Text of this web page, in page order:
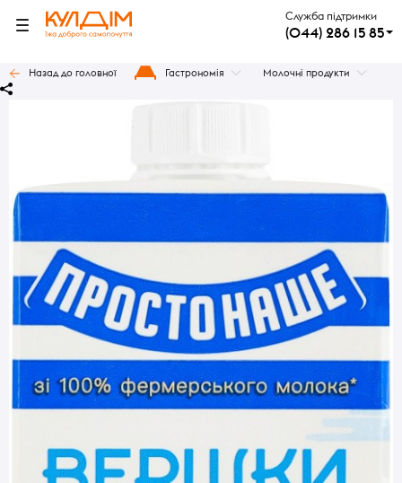
Служба підтримки
(044) 286 15 85
Назад до головної Гастрономія Молочні продукти